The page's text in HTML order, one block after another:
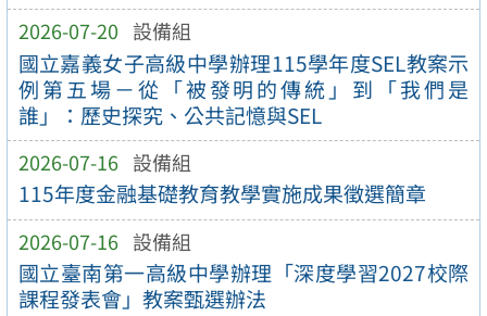
2026-07-20 設備組
國立嘉義女子高級中學辦理115學年度SEL教案示
例第五場－從「被發明的傳統」到「我們是
誰」：歷史探究、公共記憶與SEL
2026-07-16 設備組
115年度金融基礎教育教學實施成果徵選簡章
2026-07-16 設備組
國立臺南第一高級中學辦理「深度學習2027校際
課程發表會」教案甄選辦法